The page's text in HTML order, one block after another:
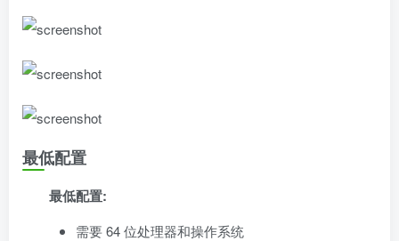
最低配置
最低配置:
需要 64 位处理器和操作系统